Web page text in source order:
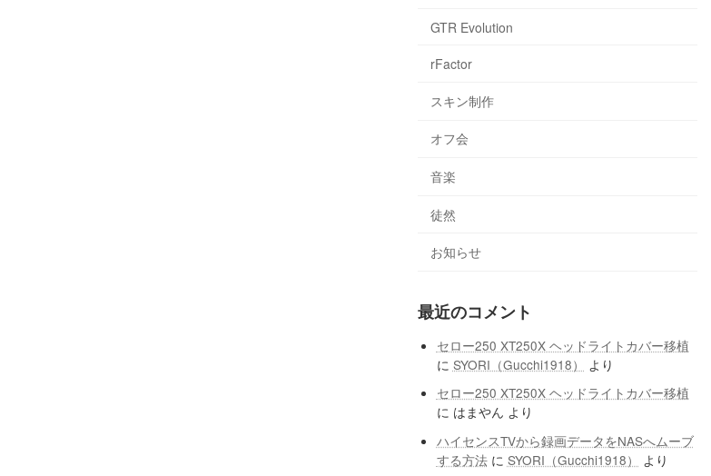
GTR Evolution
rFactor
スキン制作
オフ会
音楽
徒然
お知らせ
最近のコメント
セロー250 XT250X ヘッドライトカバー移植
に SYORI（Gucchi1918）
より
セロー250 XT250X ヘッドライトカバー移植
に はまやん より
ハイセンスTVから録画データをNASへムーブ
する方法に SYORI（Gucchi1918）
より